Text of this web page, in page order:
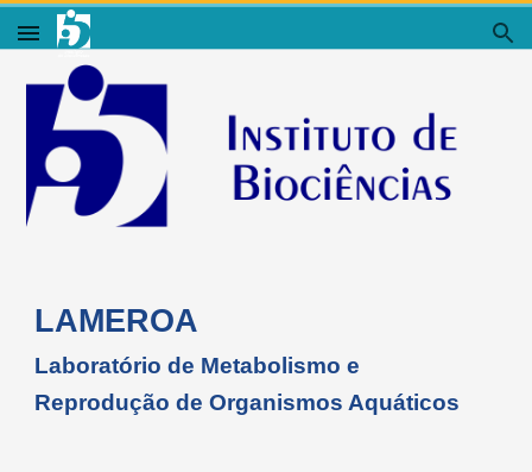
Skip to main content Skip to navigation
LAMEROA
Laboratório de Metabolismo e
Reprodução de Organismos Aquáticos